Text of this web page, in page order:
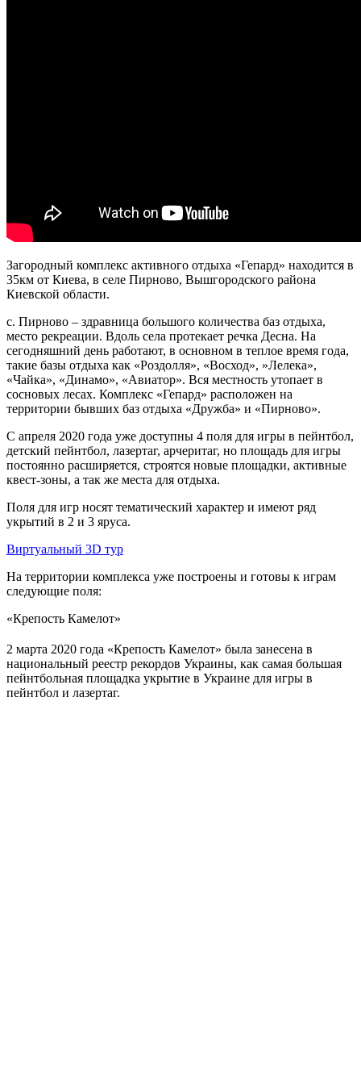
Загородный комплекс активного отдыха «Гепард» находится в
35км от Киева, в селе Пирново, Вышгородского района
Киевской области.
с. Пирново – здравница большого количества баз отдыха,
место рекреации. Вдоль села протекает речка Десна. На
сегодняшний день работают, в основном в теплое время года,
такие базы отдыха как «Роздолля», «Восход», »Лелека»,
«Чайка», «Динамо», «Авиатор». Вся местность утопает в
сосновых лесах. Комплекс «Гепард» расположен на
территории бывших баз отдыха «Дружба» и «Пирново».
С апреля 2020 года уже доступны 4 поля для игры в пейнтбол,
детский пейнтбол, лазертаг, арчеритаг, но площадь для игры
постоянно расширяется, строятся новые площадки, активные
квест-зоны, а так же места для отдыха.
Поля для игр носят тематический характер и имеют ряд
укрытий в 2 и 3 яруса.
Виртуальный 3D тур
На территории комплекса уже построены и готовы к играм
следующие поля:
«Крепость Камелот»
2 марта 2020 года «Крепость Камелот» была занесена в
национальный реестр рекордов Украины, как самая большая
пейнтбольная площадка укрытие в Украине для игры в
пейнтбол и лазертаг.